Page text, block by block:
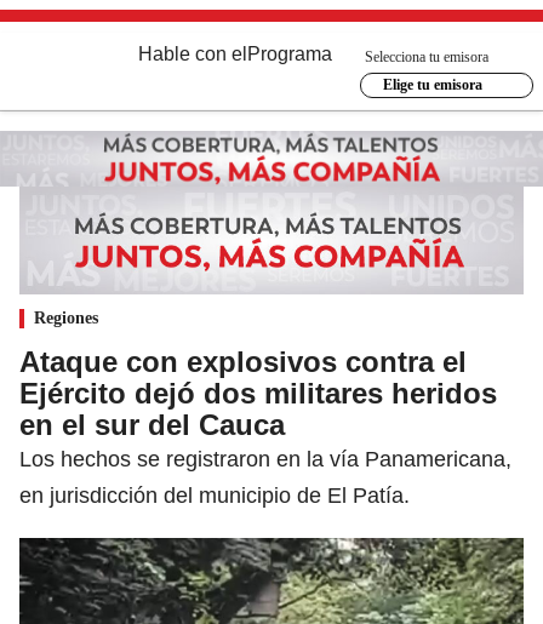
Hable con el Programa
Selecciona tu emisora
Elige tu emisora
Regiones
Ataque con explosivos contra el
Ejército dejó dos militares heridos
en el sur del Cauca
Los hechos se registraron en la vía Panamericana,
en jurisdicción del municipio de El Patía.